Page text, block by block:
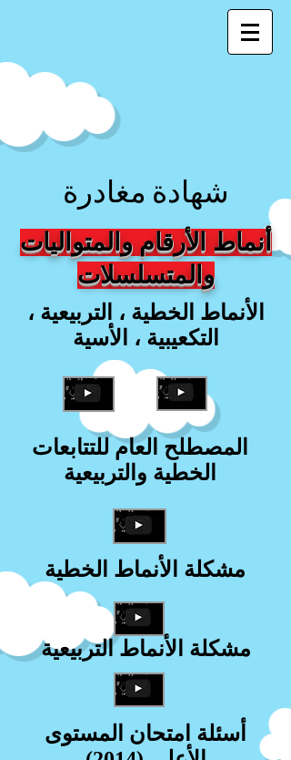
شهادة مغادرة
أنماط الأرقام والمتواليات
والمتسلسلات
الأنماط الخطية ، التربيعية ،
التكعيبية ، الأسية
المصطلح العام للتتابعات
الخطية والتربيعية
مشكلة الأنماط الخطية
مشكلة الأنماط التربيعية
أسئلة امتحان المستوى